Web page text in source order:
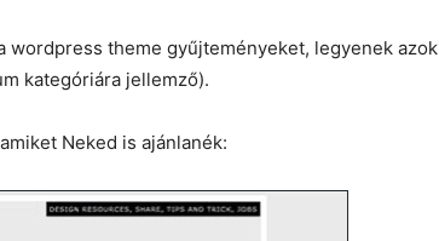
theme gyűjteményeket, legyenek azok
kategóriára jellemző).
Neked is ajánlanék: